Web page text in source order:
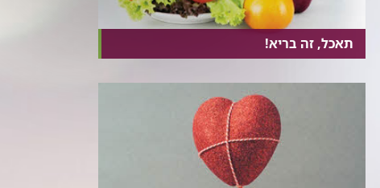
תאכל, זה בריא!